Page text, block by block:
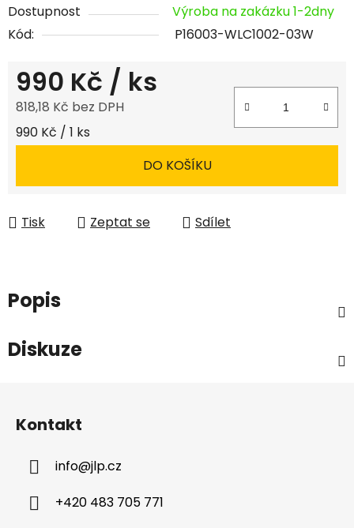
Dostupnost
Výroba na zakázku 1-2dny
Kód:
P16003-WLC1002-03W
990 Kč / ks
818,18 Kč bez DPH
Měrná cena:
990 Kč / 1 ks
DO KOŠÍKU
Tisk Zeptat se Sdílet
Popis
Diskuze
Kontakt
info@jlp.cz
+420 483 705 771